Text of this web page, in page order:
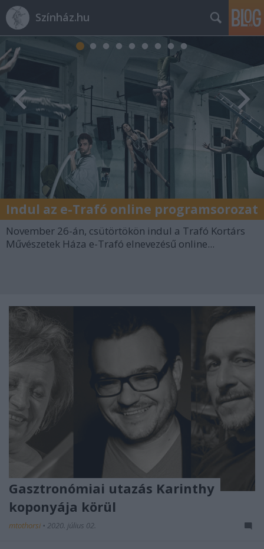
Színház.hu
Indul az e-Trafó online programsorozat
November 26-án, csütörtökön indul a Trafó Kortárs
Művészetek Háza e-Trafó elnevezésű online...
Gasztronómiai utazás Karinthy
koponyája körül
mtothorsi • 2020. július 02.